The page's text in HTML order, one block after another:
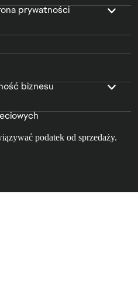
prywatności
biznesu
podatek od sprzedaży.